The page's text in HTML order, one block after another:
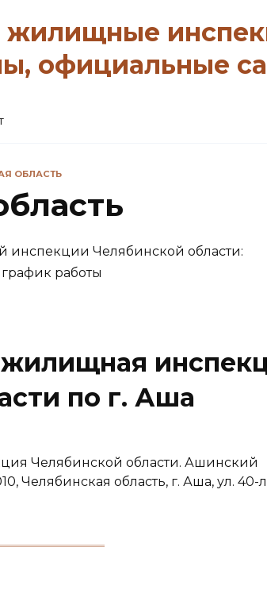
жилищные
официальные
ОБЛАСТЬ
инспекции Челябинской области:
работы
жилищная
по г. Аша
Челябинской области. Ашинский
Челябинская область, г. Аша, ул. 40-